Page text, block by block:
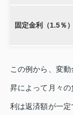
固定金利（1.5％）
この例から、変
昇によって月々
利は返済額が一